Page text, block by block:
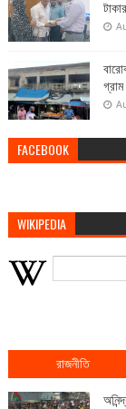
FACEBOOK
WIKIPEDIA
রাজনীতি